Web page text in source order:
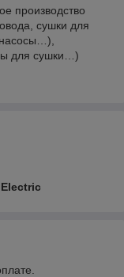
производство
сушки для
для сушки…)